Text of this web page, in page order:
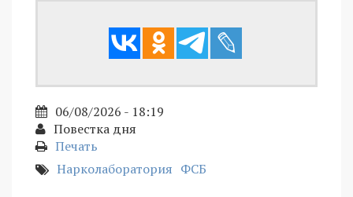
06/08/2026 - 18:19
Повестка дня
Печать
Нарколаборатория ФСБ